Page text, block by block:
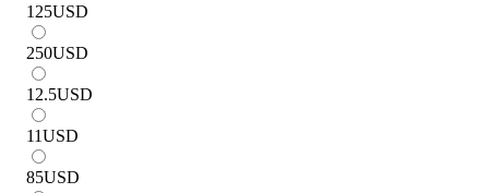
125USD
250USD
12.5USD
11USD
85USD